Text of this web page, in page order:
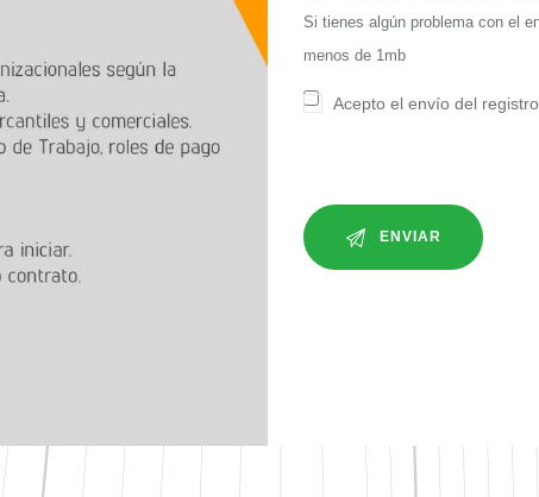
Si tienes algún problema con el
menos de 1mb
Acepto el envío del registro